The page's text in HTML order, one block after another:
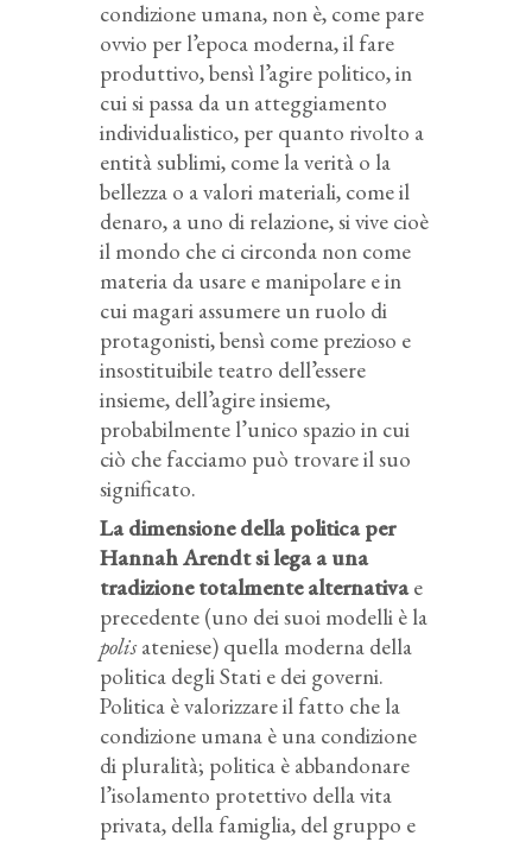
condizione umana, non è, come pare
ovvio per l’epoca moderna, il fare
produttivo, bensì l’agire politico, in
cui si passa da un atteggiamento
individualistico, per quanto rivolto a
entità sublimi, come la verità o la
bellezza o a valori materiali, come il
denaro, a uno di relazione, si vive cioè
il mondo che ci circonda non come
materia da usare e manipolare e in
cui magari assumere un ruolo di
protagonisti, bensì come prezioso e
insostituibile teatro dell’essere
insieme, dell’agire insieme,
probabilmente l’unico spazio in cui
ciò che facciamo può trovare il suo
significato.
La dimensione della politica per
Hannah Arendt si lega a una
tradizione totalmente alternativae
precedente (uno dei suoi modelli è la
polisateniese) quella moderna della
politica degli Stati e dei governi.
Politica è valorizzare il fatto che la
condizione umana è una condizione
di pluralità; politica è abbandonare
l’isolamento protettivo della vita
privata, della famiglia, del gruppo e